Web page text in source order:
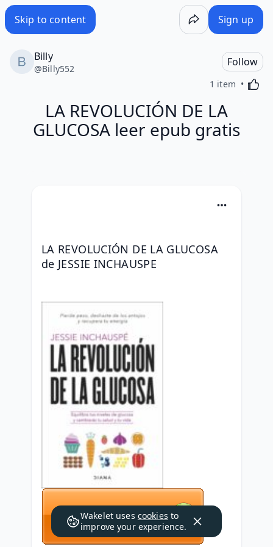
Skip to content Sign up
Billy
@Billy552
Follow
1 item
LA REVOLUCIÓN DE LA
GLUCOSA leer epub gratis
LA REVOLUCIÓN DE LA GLUCOSA
de JESSIE INCHAUSPE
Wakelet uses cookies to
improve your experience.